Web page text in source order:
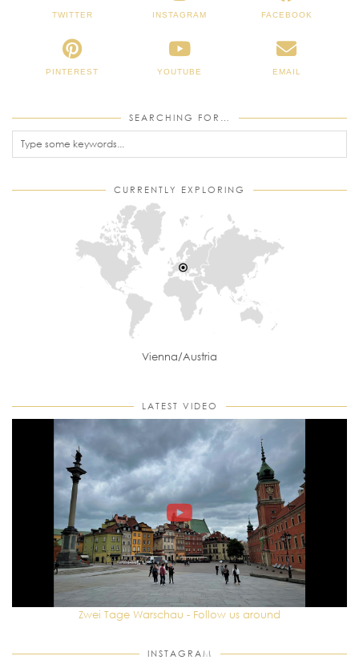
TWITTER INSTAGRAM FACEBOOK
PINTEREST YOUTUBE EMAIL
SEARCHING FOR…
CURRENTLY EXPLORING
Vienna/Austria
LATEST VIDEO
Zwei Tage Warschau - Follow us around
INSTAGRAM